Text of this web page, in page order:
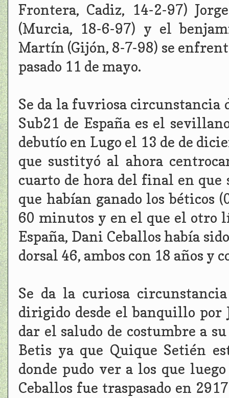
Frontera, Cadiz, 14-2-97)
(Murcia, 18-6-97) y el
Martín (Gijón, 8-7-98) se
pasado 11 de mayo.
Se da la fuvriosa circunstancia
Sub21 de España es el
debutío en Lugo el 13 de de
que sustityó al ahora
cuarto de hora del final en
que habían ganado los béticos
60 minutos y en el que el otro
España, Dani Ceballos había
dorsal 46, ambos con 18 años
Se da la curiosa
dirigido desde el banquillo por
dar el saludo de costumbre a
Betis ya que Quique Setién
donde pudo ver a los que
Ceballos fue traspasado en